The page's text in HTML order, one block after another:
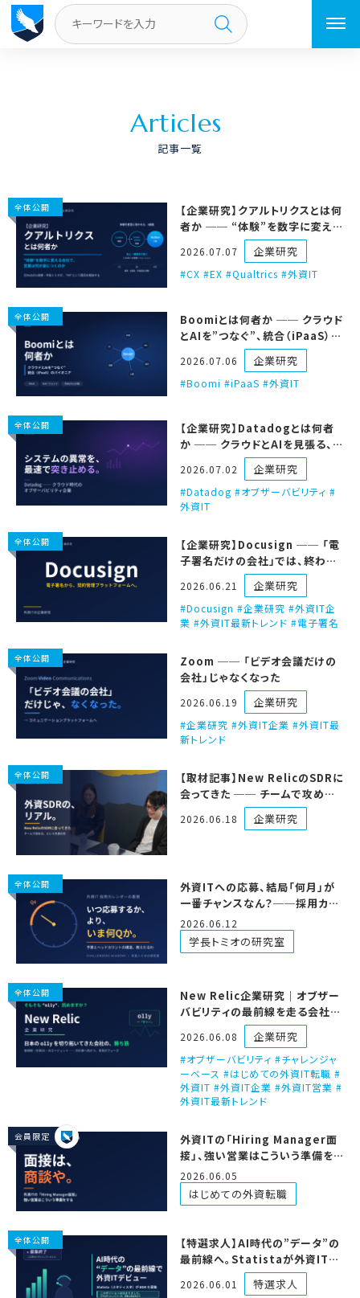
トップページ ページ 2
Articles
記事一覧
全体公開
【企業研究】クアルトリクスとは何
者か ── “体験”を数字に変える
会社で、営業は何が身につくのか
2026.07.07 企業研究
CX #EX #Qualtrics #外資IT
全体公開
Boomiとは何者か ── クラウド
とAIを”つなぐ”、統合（iPaaS）の
2026.07.06 企業研究
Boomi #iPaaS #外資IT
全体公開
【企業研究】Datadogとは何者
か ── クラウドとAIを見張る、オ
ブザーバビリティの会社
2026.07.02 企業研究
Datadog #オブザーバビリティ #
外資IT
全体公開
【企業研究】Docusign ── 「電
子署名だけの会社」では、終わら
ないつもりらしい。
2026.06.21 企業研究
Docusign #企業研究 #外資IT企
業 #外資IT最新トレンド #電子署名
全体公開
Zoom ── 「ビデオ会議だけの
会社」じゃなくなった
2026.06.19 企業研究
企業研究 #外資IT企業 #外資IT最
新トレンド
全体公開
【取材記事】New RelicのSDRに
会ってきた ── チームで攻める、
という外資の形
2026.06.18 企業研究
全体公開
外資ITへの応募、結局「何月」が
一番チャンスなん？──採用カレ
ンダーの裏側、黒田さんと解説し
たるわ
2026.06.12
学長トミオの研究室
全体公開
New Relic企業研究｜オブザー
バビリティの最前線を走る会社
を、外資IT営業の視点で解剖する
2026.06.08 企業研究
オブザーバビリティ #チャレンジャ
ーベース #はじめての外資IT転職 #
外資IT #外資IT企業 #外資IT営業 #
外資IT最新トレンド
会員限定
外資ITの「Hiring Manager面
接」、強い営業はこういう準備をす
る 〜「売れんの？」「なんで？」に
答え切る3ステップ〜
2026.06.05
はじめての外資転職
全体公開
【特選求人】AI時代の”データ”の
最前線へ。Statistaが外資ITデ
ビュー向けBDRを募集しとるで
2026.06.01 特選求人